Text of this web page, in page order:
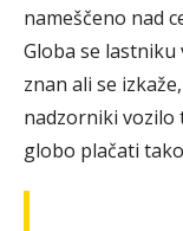
nameščeno nad
Globa se
znan ali se
nadzorniki vozilo
globo plačati